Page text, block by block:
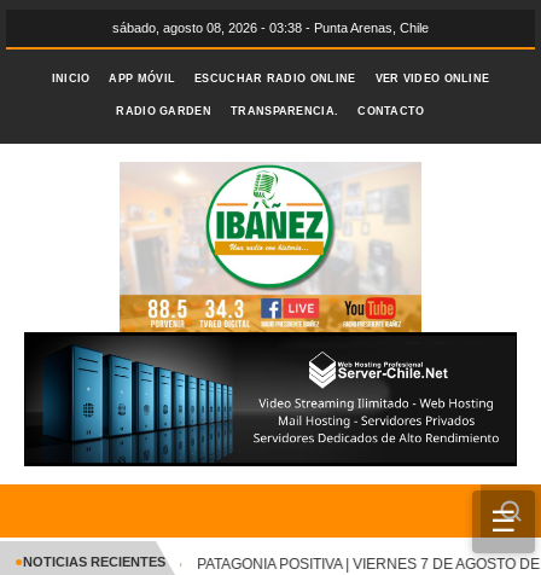
sábado, agosto 08, 2026 - 03:38 - Punta Arenas, Chile
INICIO APP MÓVIL ESCUCHAR RADIO ONLINE VER VIDEO ONLINE
RADIO GARDEN TRANSPARENCIA. CONTACTO
☰
INICIO
●NOTICIAS RECIENTES PATAGONIA POSITIVA | VIERNES 7 DE AGOSTO DE